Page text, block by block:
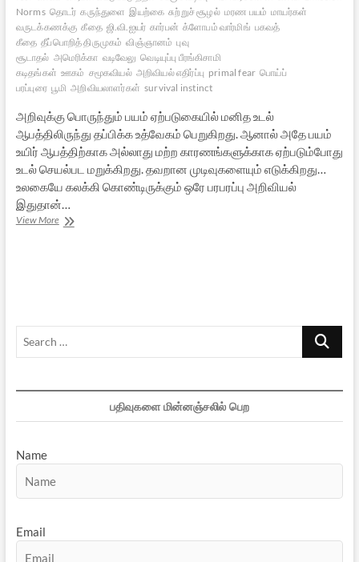
Norms தொடர் கருந்துளை இயற்கை சுற்றுச் சூழல் மரண பயம் மாயர்கள்
வருடக்கணக்கு கீதை ஜி.வி.ஐயர் கார்பன் க்ளோபம் வார்மிங் பகவத்
கீதை தீப்பொறித் திருமுகம் விஞ்ஞானம் புவு
சூடாதல் அமெரிக்கா வடிவேலு வெடியுப்பு பீரங்கிசாமி
கடிதங்கள் ஊகம் சமூகவியல் அறிவியல் எதிர்ப்பு primal fear பொய்ப்
பரப்புரை பூமி அறிவியலாளர்கள் survival instinct
அறிவுக்கு பொருந்தும் பயம் ஏற்படுகையில் மனித உடல்
ஆபத்திலிருந்து தப்பிக்க உத்வேகம் பெறுகிறது. ஆனால் அதே பயம்
உயிர் ஆபத்திற்காக அல்லாது மற்ற காரணங்களுக்காக ஏற்படும்போது
உடல் செயல்பட மறுக்கிறது. தவறான முடிவுகளையும் எடுக்கிறது…
உலகையே கலக்கி கொண்டிருக்கும் ஒரே பரபரப்பு அறிவியல்
இதுதான்…
View Moreபொய்கள்
Search
பதிவுகளை மின்னஞ்சலில் பெற
Name
Email